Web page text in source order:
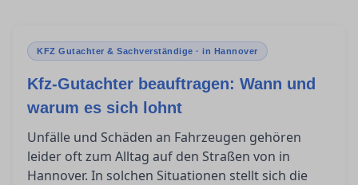
KFZ Gutachter & Sachverständige · in Hannover
Kfz-Gutachter beauftragen: Wann und
warum es sich lohnt
Unfälle und Schäden an Fahrzeugen gehören
leider oft zum Alltag auf den Straßen von in
Hannover. In solchen Situationen stellt sich die